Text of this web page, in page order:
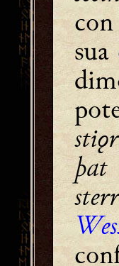
þat